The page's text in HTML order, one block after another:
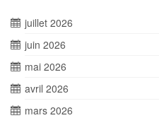
juillet 2026
juin 2026
mai 2026
avril 2026
mars 2026